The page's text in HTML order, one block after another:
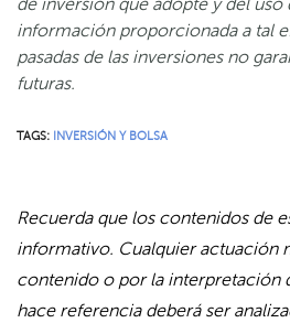
de inversión que adopte y del uso
información proporcionada a tal
pasadas de las inversiones no
futuras.
TAGS: INVERSIÓN Y BOLSA
Recuerda que los contenidos de
informativo. Cualquier actuación
contenido o por la interpretación
hace referencia deberá ser